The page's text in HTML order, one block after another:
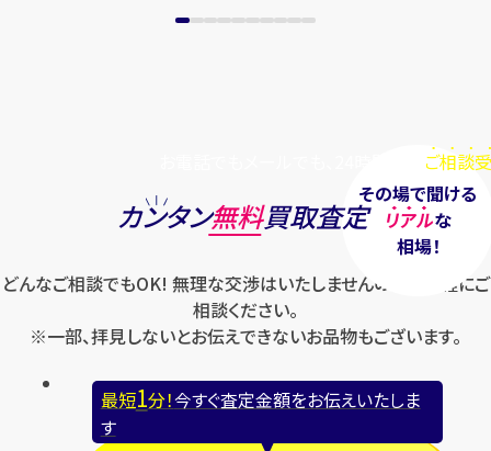
ご相談
その場で聞ける
リアルな
相場！
カンタン無料買取査定
どんなご相談でもOK! 無理な交渉はいたしませんのでお気軽にご
相談ください。
※一部、拝見しないとお伝えできないお品物もございます。
最短1分！今すぐ査定金額をお伝えいたしま
す